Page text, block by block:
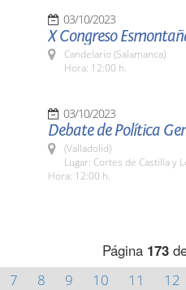
03/10/2023
X Congreso
Candelario (Salamanca)
Hora: 12:00 h.
03/10/2023
Debate de Política
(Valladolid)
Lugar: Cortes de Castilla y
Hora: 12:00 h.
Página 173
7 8 9 10 11 12